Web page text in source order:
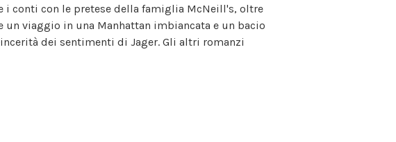
i conti con le pretese della famiglia McNeill's, oltre
viaggio in una Manhattan imbiancata e un bacio
dei sentimenti di Jager. Gli altri romanzi